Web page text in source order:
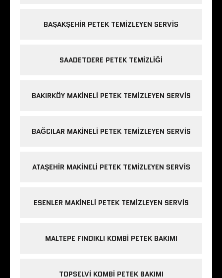
BAŞAKŞEHIR PETEK TEMIZLEYEN SERVIS
SAADETDERE PETEK TEMIZLIĞI
BAKIRKÖY MAKINELI PETEK TEMIZLEYEN SERVIS
BAĞCILAR MAKINELI PETEK TEMIZLEYEN SERVIS
ATAŞEHIR MAKINELI PETEK TEMIZLEYEN SERVIS
ESENLER MAKINELI PETEK TEMIZLEYEN SERVIS
MALTEPE FINDIKLI KOMBI PETEK BAKIMI
TOPSELVI KOMBI PETEK BAKIMI